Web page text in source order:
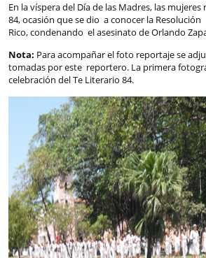
En la víspera del Día de las Madres, las
84, ocasión que se dio a conocer la
Rico, condenando el asesinato de Orlando
Nota: Para acompañar el foto reportaje se
tomadas por este reportero. La primera
celebración del Te Literario 84.